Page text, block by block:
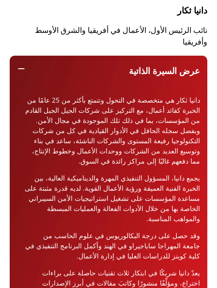
دانيا ثكار
نائب الرئيس الأول، الأعمال في أفريقيا والشرق الأوسط
وأفريقيا
عرض السيرة الذاتية remove
دانيا ثكار هي متخصصة في التحول وتتمتع بأكثر من 25 عامًا من
الخبرة كقائد أعمال، مع التركيز على شركات الجيل الجيل القادم
من المؤسسات، بما في ذلك تلك الموجودة في مجال الأمن.
وبفضل سجله الحافل في الأدوار القيادية في كل من شركات
التكنولوجيا رفيعة المستوى والشركات الناشئة، ساعد في بناء
وتوسيع العديد من الشركات ووحدات الأعمال وخطوط الإنتاج،
مما دفعهم غالبًا إلى مراكز رائدة في السوق.
يجمع دانيا، المسؤول التنفيذي المهرة والديناميكية العالية، بين
الخبرة الفنية العميقة ورؤية الأعمال القوية. لديه قدرة مثبتة على
مساعدة المؤسسات على تشغيل استراتيجيات الأمن السيبراني
الخاصة بها من خلال الأدوات الفعالة والعمليات المبسطة
والمواهب المناسبة.
وقد حصل على درجة البكالوريوس في علوم الحاسب من
جامعة المهراجا ساياجيراو في الهند وأكمل البرنامج التنفيذي في
كلية كوينز للدراسات العليا في إدارة الأعمال.
يعدّ دانيا شريكًا في ابتكار ثلاث تقنيات حاصلة على براءات
اختراع، ومؤلِّفًا منشورًا وكاتبَ مقالات في أبرز الإصدارات